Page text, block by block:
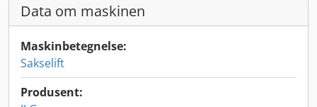
Data om maskinen
Maskinbetegnelse:
Sakselift
Produsent: